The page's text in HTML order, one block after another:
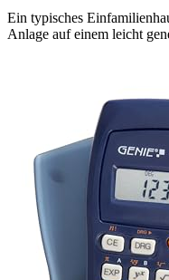
Ein typisches
Anlage auf einem leicht